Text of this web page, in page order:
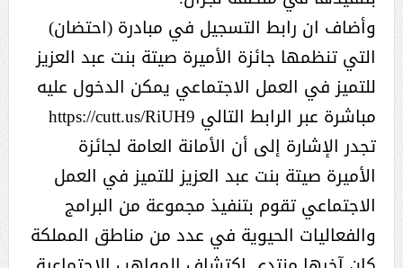
وأضاف ان رابط التسجيل في مبادرة (احتضان)
التي تنظمها جائزة الأميرة صيتة بنت عبد العزيز
للتميز في العمل الاجتماعي يمكن الدخول عليه
مباشرة عبر الرابط التالي https://cutt.us/RiUH9
تجدر الإشارة إلى أن الأمانة العامة لجائزة
الأميرة صيتة بنت عبد العزيز للتميز في العمل
الاجتماعي تقوم بتنفيذ مجموعة من البرامج
والفعاليات الحيوية في عدد من مناطق المملكة